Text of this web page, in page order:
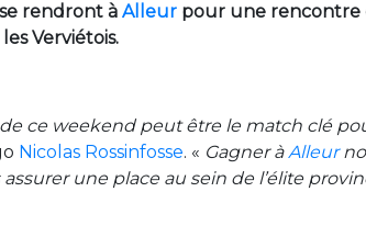
rendront à Alleur pour une rencontre
Verviétois.
ce weekend peut être le match clé
Nicolas Rossinfosse. « Gagner àAlleur
une place au sein de l’élite